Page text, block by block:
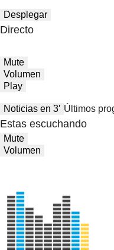
Desplegar
Directo
Mute
Volumen
Play
Noticias en 3′ Últimos
Estas escuchando
Mute
Volumen